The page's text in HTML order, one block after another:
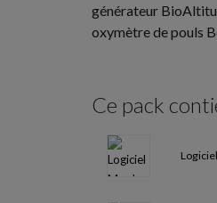
générateur
oxymètre de pouls
Ce pack